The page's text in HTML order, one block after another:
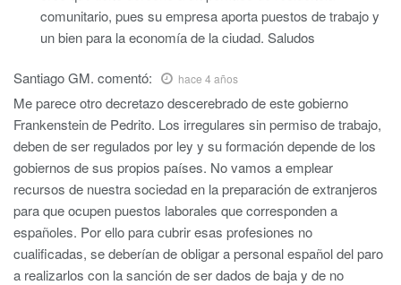
comunitario, pues su empresa aporta puestos de trabajo y
un bien para la economía de la ciudad. Saludos
Santiago GM. comentó: hace 4 años
Me parece otro decretazo descerebrado de este gobierno
Frankenstein de Pedrito. Los irregulares sin permiso de trabajo,
deben de ser regulados por ley y su formación depende de los
gobiernos de sus propios países. No vamos a emplear
recursos de nuestra sociedad en la preparación de extranjeros
para que ocupen puestos laborales que corresponden a
españoles. Por ello para cubrir esas profesiones no
cualificadas, se deberían de obligar a personal español del paro
a realizarlos con la sanción de ser dados de baja y de no